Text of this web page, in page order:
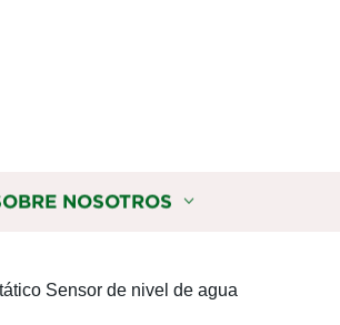
NOSOTROS
Sensor de nivel de agua